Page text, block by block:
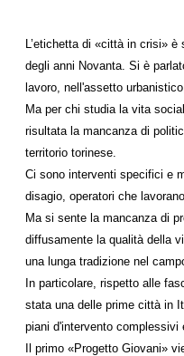
L’etichetta di «città in crisi»
degli anni Novanta. Si è
lavoro, nell'assetto
Ma per chi studia la vita
risultata la mancanza di
territorio torinese.
Ci sono interventi specifici e
disagio, operatori che
Ma si sente la mancanza di
diffusamente la qualità della
una lunga tradizione nel
In particolare, rispetto alle
stata una delle prime città in
piani d'intervento complessivi
Il primo «Progetto Giovani»